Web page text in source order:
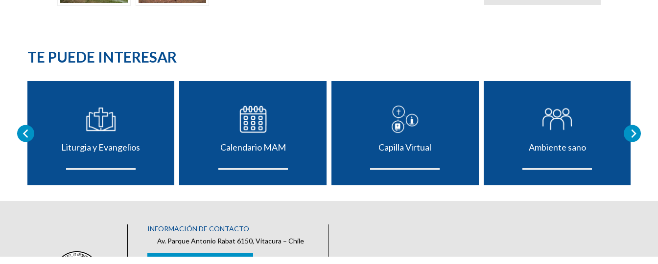
TE PUEDE INTERESAR
Liturgia y Evangelios Calendario MAM Capilla Virtual Ambiente sano
INFORMACIÓN DE CONTACTO
Av. Parque Antonio Rabat 6150, Vitacura – Chile